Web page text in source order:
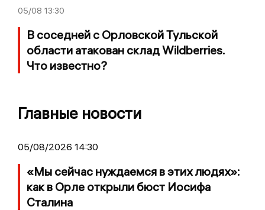
05/08 13:30
В соседней с Орловской Тульской
области атакован склад Wildberries.
Что известно?
Главные новости
05/08/2026 14:30
«Мы сейчас нуждаемся в этих людях»:
как в Орле открыли бюст Иосифа
Сталина